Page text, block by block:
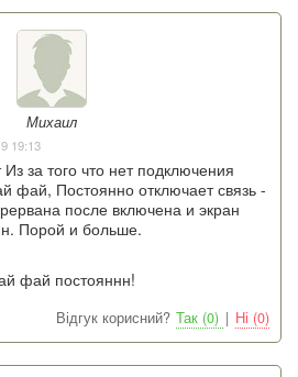
Михаил
19:13
за того что нет подключения
фай, Постоянно отключает связь -
после включена и экран
Порой и больше.
фай постояннн!
Відгук корисний? Так (0) | Ні (0)